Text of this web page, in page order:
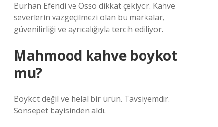
Burhan Efendi ve Osso dikkat çekiyor. Kahve
severlerin vazgeçilmezi olan bu markalar,
güvenilirliği ve ayrıcalığıyla tercih ediliyor.
Mahmood kahve boykot
mu?
Boykot değil ve helal bir ürün. Tavsiyemdir.
Sonsepet bayisinden aldı.